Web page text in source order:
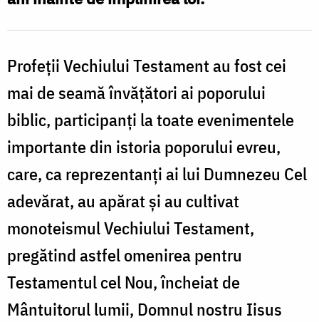
Profeţii Vechiului Testament au fost cei
mai de seamă învăţători ai poporului
biblic, participanţi la toate evenimentele
importante din istoria poporului evreu,
care, ca reprezentanţi ai lui Dumnezeu Cel
adevărat, au apărat şi au cultivat
monoteismul Vechiului Testament,
pregătind astfel omenirea pentru
Testamentul cel Nou, încheiat de
Mântuitorul lumii, Domnul nostru Iisus